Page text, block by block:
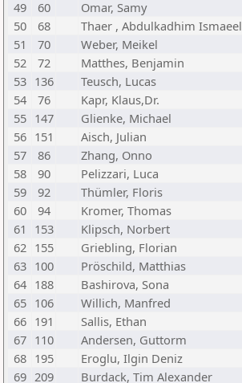
49
60 Omar, Samy
50
68 Thaer , Abdulkadhim Ismaeel
51
70 Weber, Meikel
52
72 Matthes, Benjamin
53 136 Teusch, Lucas
54
76 Kapr, Klaus,Dr.
55 147 Glienke, Michael
56 151 Aisch, Julian
57
86 Zhang, Onno
58
90 Pelizzari, Luca
59
92 Thümler, Floris
60
94 Kromer, Thomas
61
153 Klipsch, Norbert
62 155 Griebling, Florian
63 100 Pröschild, Matthias
64 188 Bashirova, Sona
65 106 Willich, Manfred
66 191 Sallis, Ethan
67 110 Andersen, Guttorm
68 195 Eroglu, Ilgin Deniz
69 209 Burdack, Tim Alexander